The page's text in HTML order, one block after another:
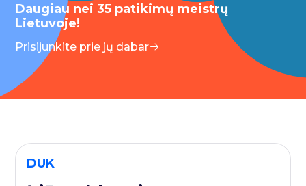
Daugiau nei 35 patikimų meistrų
Lietuvoje!
Prisijunkite prie jų dabar
DUK